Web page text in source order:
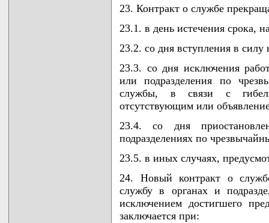
23. Контракт о службе
23.1. в день истечения срока,
23.2. со дня вступления в силу
23.3. со дня исключения
или подразделения по
службы, в связи с
отсутствующим или
23.4. со дня
подразделениях по
23.5. в иных случаях,
24. Новый контракт о
службу в органах и
исключением достигшего
заключается при: